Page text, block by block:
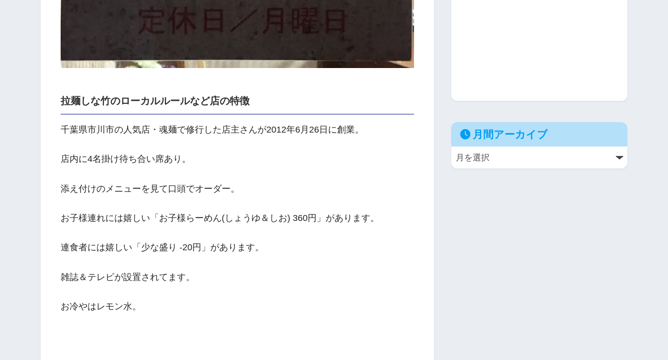
拉麺しな竹のローカルルールなど店の特徴
千葉県市川市の人気店・魂麺で修行した店主さんが2012年6月26日に創業。
店内に4名掛け待ち合い席あり。
添え付けのメニューを見て口頭でオーダー。
お子様連れには嬉しい「お子様らーめん(しょうゆ＆しお) 360円」があります。
連食者には嬉しい「少な盛り -20円」があります。
雑誌＆テレビが設置されてます。
お冷やはレモン水。
月間アーカイブ